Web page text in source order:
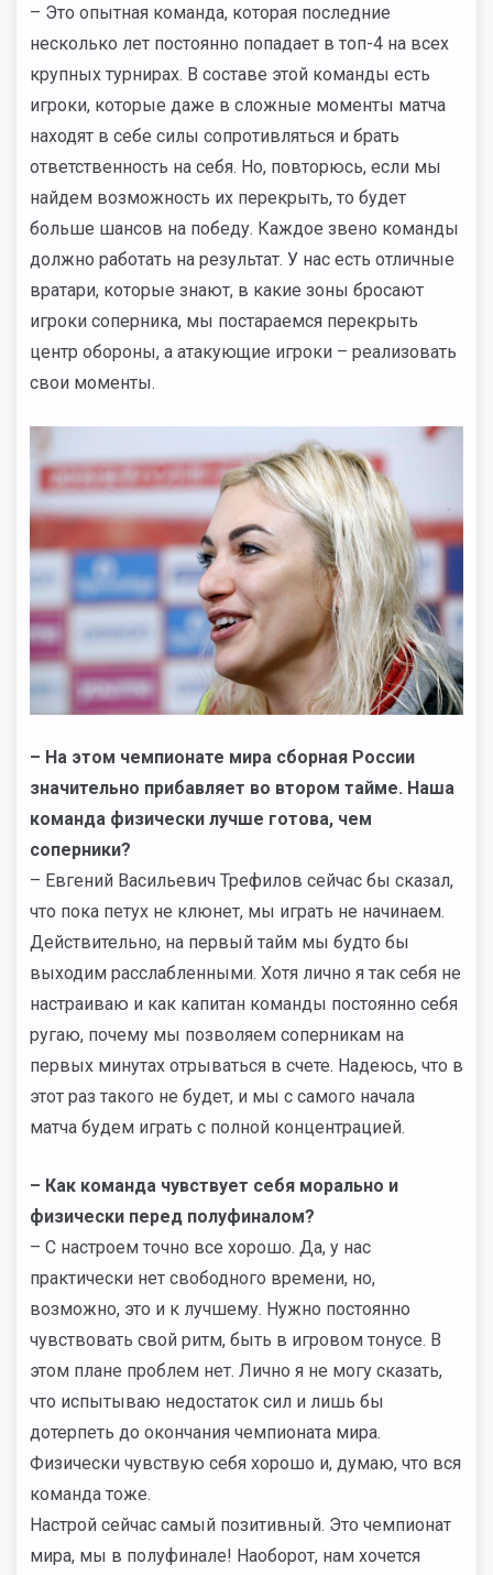
– Это опытная команда, которая последние
несколько лет постоянно попадает в топ-4 на всех
крупных турнирах. В составе этой команды есть
игроки, которые даже в сложные моменты матча
находят в себе силы сопротивляться и брать
ответственность на себя. Но, повторюсь, если мы
найдем возможность их перекрыть, то будет
больше шансов на победу. Каждое звено команды
должно работать на результат. У нас есть отличные
вратари, которые знают, в какие зоны бросают
игроки соперника, мы постараемся перекрыть
центр обороны, а атакующие игроки – реализовать
свои моменты.
– На этом чемпионате мира сборная России
значительно прибавляет во втором тайме. Наша
команда физически лучше готова, чем
соперники?
– Евгений Васильевич Трефилов сейчас бы сказал,
что пока петух не клюнет, мы играть не начинаем.
Действительно, на первый тайм мы будто бы
выходим расслабленными. Хотя лично я так себя не
настраиваю и как капитан команды постоянно себя
ругаю, почему мы позволяем соперникам на
первых минутах отрываться в счете. Надеюсь, что в
этот раз такого не будет, и мы с самого начала
матча будем играть с полной концентрацией.
– Как команда чувствует себя морально и
физически перед полуфиналом?
– С настроем точно все хорошо. Да, у нас
практически нет свободного времени, но,
возможно, это и к лучшему. Нужно постоянно
чувствовать свой ритм, быть в игровом тонусе. В
этом плане проблем нет. Лично я не могу сказать,
что испытываю недостаток сил и лишь бы
дотерпеть до окончания чемпионата мира.
Физически чувствую себя хорошо и, думаю, что вся
команда тоже.
Настрой сейчас самый позитивный. Это чемпионат
мира, мы в полуфинале! Наоборот, нам хочется